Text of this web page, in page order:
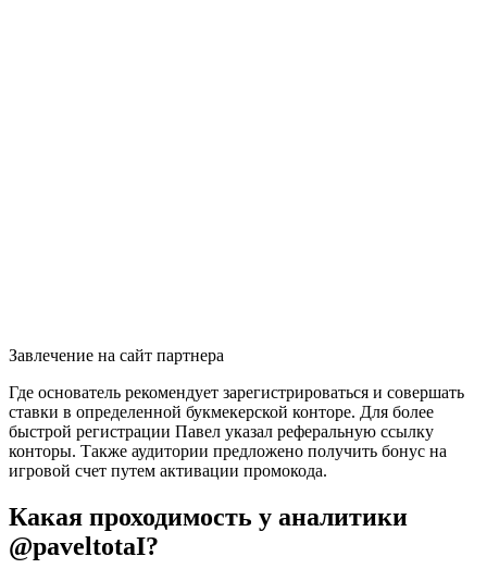
Завлечение на сайт партнера
Где основатель рекомендует зарегистрироваться и совершать
ставки в определенной букмекерской конторе. Для более
быстрой регистрации Павел указал реферальную ссылку
конторы. Также аудитории предложено получить бонус на
игровой счет путем активации промокода.
Какая проходимость у аналитики
@paveltotaI?